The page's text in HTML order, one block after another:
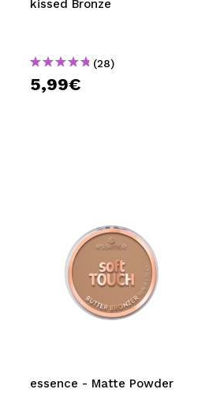
kissed Bronze
(28)
5,99€
essence - Matte Powder